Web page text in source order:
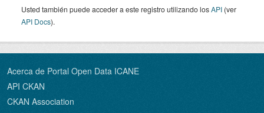
Usted también puede acceder a este registro utilizando losAPI (ver
API Docs).
Acerca de Portal Open Data ICANE
API CKAN
CKAN Association